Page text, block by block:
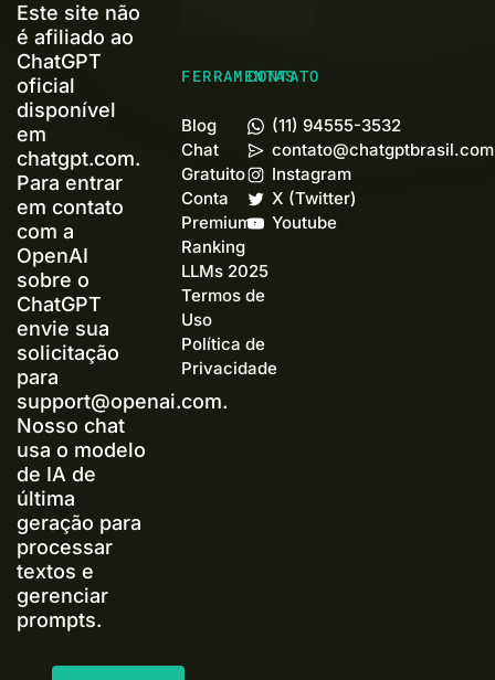
Este site não
é afiliado ao
ChatGPT
oficial
disponível
em
chatgpt.com.
Para entrar
em contato
com a
OpenAI
sobre o
ChatGPT
envie sua
solicitação
para
support@openai.com.
Nosso chat
usa o modelo
de IA de
última
geração para
processar
textos e
gerenciar
prompts.
FERRAMENTAS
Blog
Chat
Gratuito
Conta
Premium+
Ranking
LLMs 2025
Termos de
Uso
Política de
Privacidade
CONTATO
(11) 94555-3532
Instagram
X (Twitter)
Youtube